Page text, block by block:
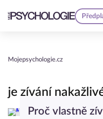
Mojepsychologie.cz
je zívání
Proč vlastně